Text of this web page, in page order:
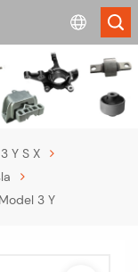
Y S X
3 Y